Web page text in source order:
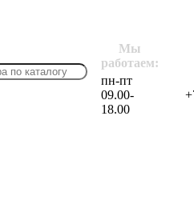
Мы
работаем:
пн-пт
09.00-
18.00